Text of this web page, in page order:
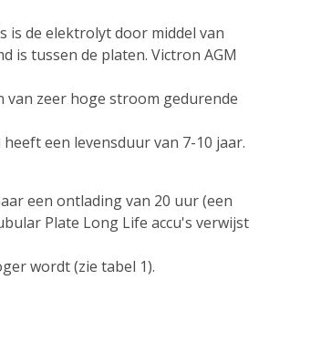
is de elektrolyt door middel van
is tussen de platen. Victron AGM
van zeer hoge stroom gedurende
een levensduur van 7-10 jaar.
een ontlading van 20 uur (een
Plate Long Life accu's verwijst
wordt (zie tabel 1).